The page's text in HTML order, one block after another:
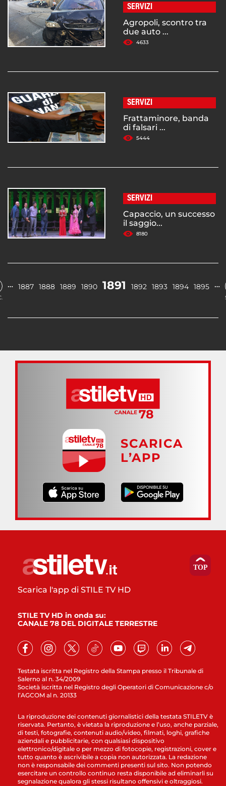
SERVIZI
Agropoli, scontro tra
due auto ...
4633
SERVIZI
Frattaminore, banda
di falsari ...
5444
SERVIZI
Capaccio, un successo
il saggio...
8180
… 1887 1888 1889 1890 1891 1892 1893 1894 1895 …
SCARICA
L’APP
Testata iscritta nel Registro della Stampa presso il Tribunale di
Salerno al n. 34/2009
Società iscritta nel Registro degli Operatori di Comunicazione c/o
l’AGCOM al n. 20133
Scarica l'app di STILE TV HD
STILE TV HD in onda su:
CANALE 78 DEL DIGITALE TERRESTRE
La riproduzione dei contenuti giornalistici della testata STILETV è
riservata. Pertanto, è vietata la riproduzione e l’uso, anche parziale,
di testi, fotografie, contenuti audio/video, filmati, loghi, grafiche
aziendali e pubblicitarie, con qualsiasi dispositivo
elettronico/digitale o per mezzo di fotocopie, registrazioni, cover e
tutto quanto è ascrivibile a copia non autorizzata. La redazione
non è responsabile dei commenti presenti sul sito. Non potendo
esercitare un controllo continuo resta disponibile ad eliminarli su
segnalazione qualora gli stessi risultano offensivi e oltraggiosi.